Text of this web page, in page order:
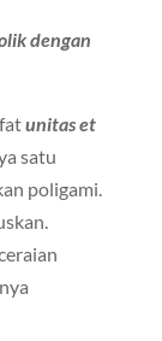
dengan
unitas et
satu
poligami.